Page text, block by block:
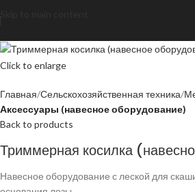
Click to enlarge
Главная Сельскохозяйственная техника
Аксессуары (навесное оборудование)
Back to products
Триммерная косилка
Навесное оборудование с леской для